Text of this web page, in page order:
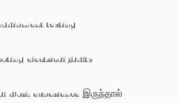
testing
electrical faults
work experience இருந்தால்